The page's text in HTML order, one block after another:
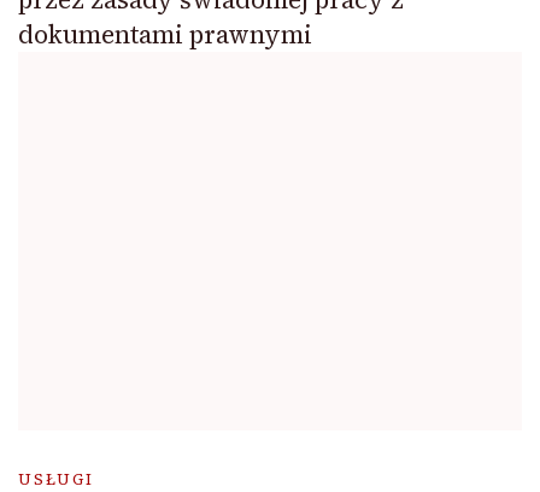
dokumentami prawnymi
USŁUGI